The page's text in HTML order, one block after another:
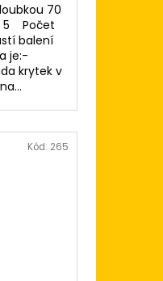
70
5 Počet
balení
je:-
krytek v
Kód: 265